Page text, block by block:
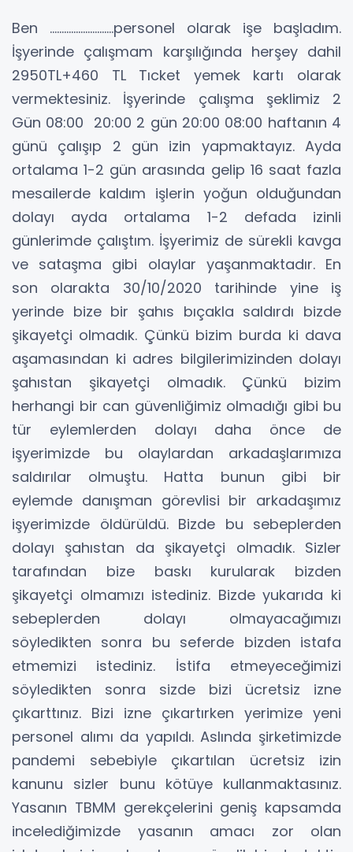
Ben ………………………personel olarak işe başladım.
İşyerinde çalışmam karşılığında herşey dahil
2950TL+460 TL Tıcket yemek kartı olarak
vermektesiniz. İşyerinde çalışma şeklimiz 2
Gün 08:00 20:00 2 gün 20:00 08:00 haftanın 4
günü çalışıp 2 gün izin yapmaktayız. Ayda
ortalama 1-2 gün arasında gelip 16 saat fazla
mesailerde kaldım işlerin yoğun olduğundan
dolayı ayda ortalama 1-2 defada izinli
günlerimde çalıştım. İşyerimiz de sürekli kavga
ve sataşma gibi olaylar yaşanmaktadır. En
son olarakta 30/10/2020 tarihinde yine iş
yerinde bize bir şahıs bıçakla saldırdı bizde
şikayetçi olmadık. Çünkü bizim burda ki dava
aşamasından ki adres bilgilerimizinden dolayı
şahıstan şikayetçi olmadık. Çünkü bizim
herhangi bir can güvenliğimiz olmadığı gibi bu
tür eylemlerden dolayı daha önce de
işyerimizde bu olaylardan arkadaşlarımıza
saldırılar olmuştu. Hatta bunun gibi bir
eylemde danışman görevlisi bir arkadaşımız
işyerimizde öldürüldü. Bizde bu sebeplerden
dolayı şahıstan da şikayetçi olmadık. Sizler
tarafından bize baskı kurularak bizden
şikayetçi olmamızı istediniz. Bizde yukarıda ki
sebeplerden dolayı olmayacağımızı
söyledikten sonra bu seferde bizden istafa
etmemizi istediniz. İstifa etmeyeceğimizi
söyledikten sonra sizde bizi ücretsiz izne
çıkarttınız. Bizi izne çıkartırken yerimize yeni
personel alımı da yapıldı. Aslında şirketimizde
pandemi sebebiyle çıkartılan ücretsiz izin
kanunu sizler bunu kötüye kullanmaktasınız.
Yasanın TBMM gerekçelerini geniş kapsamda
incelediğimizde yasanın amacı zor olan